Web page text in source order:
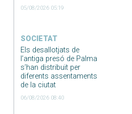
05/08/2026 05:19
SOCIETAT
Els desallotjats de
l’antiga presó de Palma
s’han distribuït per
diferents assentaments
de la ciutat
06/08/2026 08:40